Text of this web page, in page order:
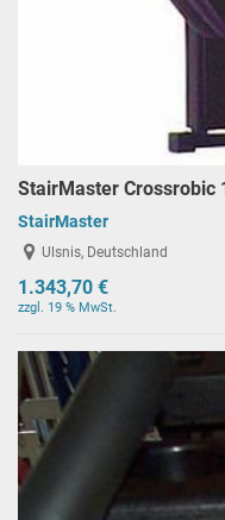
StairMaster Crossrobic
StairMaster
Ulsnis, Deutschland
1.343,70 €
zzgl. 19 % MwSt.